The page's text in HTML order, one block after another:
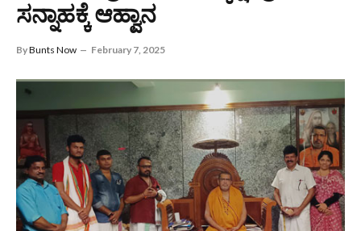
ಸನ್ನಾಹಕ್ಕೆ ಆಹ್ವಾನ
ByBunts Now February 7, 2025